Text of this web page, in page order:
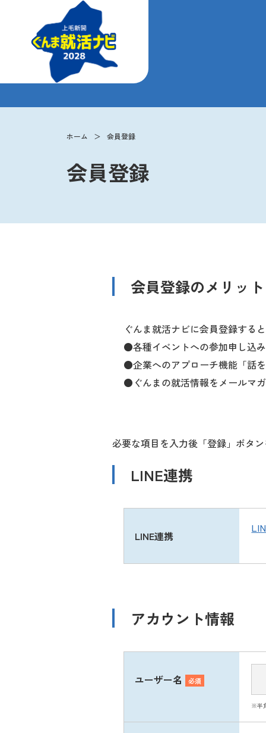
ホーム 会員登録
会員登録
録
会員登録のメリット
ぐんま就活ナビに会員登録すると
●各種イベントへの参加申し込
●企業へのアプローチ機能「話
●ぐんまの就活情報をメールマ
必要な項目を入力後「登録」ボタン
LINE連携
LINE連携
アカウント情報
ユーザー名 必須
※半